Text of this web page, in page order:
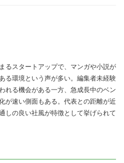
るスタートアップで、マンガや小説が
る環境という声が多い。編集者未経験
れる機会がある一方、急成長中のベン
が速い側面もある。代表との距離が近
しの良い社風が特徴として挙げられて